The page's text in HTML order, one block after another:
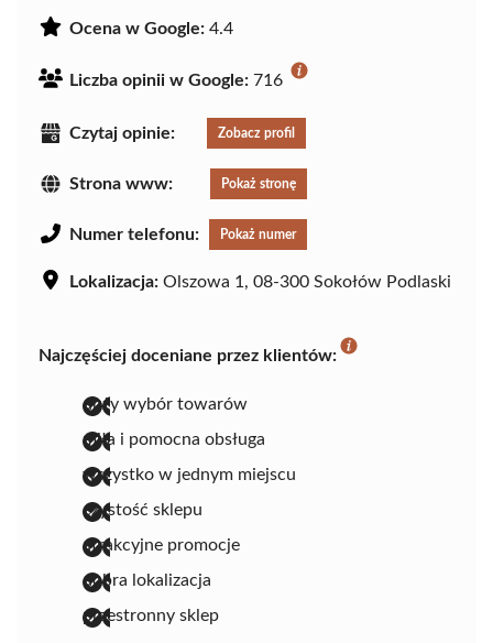
Ocena w Google: 4.4
Liczba opinii w Google: 716
Czytaj opinie: Zobacz profil
Strona www: Pokaż stronę
Numer telefonu: Pokaż numer
Lokalizacja: Olszowa 1, 08-300 Sokołów Podlaski
Najczęściej doceniane przez klientów:
duży wybór towarów
miła i pomocna obsługa
wszystko w jednym miejscu
czystość sklepu
atrakcyjne promocje
dobra lokalizacja
przestronny sklep